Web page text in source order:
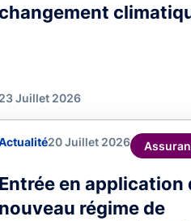
Juillet 2026
20 Juillet 2026
en application
régime de